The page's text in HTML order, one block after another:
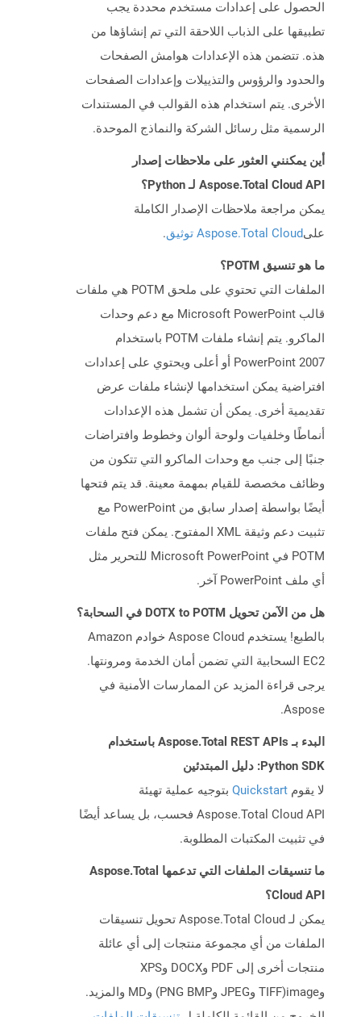
الحصول على إعدادات مستخدم محددة يجب
تطبيقها على الذباب اللاحقة التي تم إنشاؤها من
هذه. تتضمن هذه الإعدادات هوامش الصفحات
والحدود والرؤوس والتذييلات وإعدادات الصفحات
الأخرى. يتم استخدام هذه القوالب في المستندات
الرسمية مثل رسائل الشركة والنماذج الموحدة.
أين يمكنني العثور على ملاحظات إصدار
Aspose.Total Cloud API لـ Python؟
يمكن مراجعة ملاحظات الإصدار الكاملة
علىAspose.Total Cloud توثيق .
ما هو تنسيق POTM؟
الملفات التي تحتوي على ملحق POTM هي ملفات
قالب Microsoft PowerPoint مع دعم وحدات
الماكرو. يتم إنشاء ملفات POTM باستخدام
PowerPoint 2007 أو أعلى ويحتوي على إعدادات
افتراضية يمكن استخدامها لإنشاء ملفات عرض
تقديمية أخرى. يمكن أن تشمل هذه الإعدادات
أنماطًا وخلفيات ولوحة ألوان وخطوط وافتراضات
جنبًا إلى جنب مع وحدات الماكرو التي تتكون من
وظائف مخصصة للقيام بمهمة معينة. قد يتم فتحها
أيضًا بواسطة إصدار سابق من PowerPoint مع
تثبيت دعم وثيقة XML المفتوح. يمكن فتح ملفات
POTM في Microsoft PowerPoint للتحرير مثل
أي ملف PowerPoint آخر.
هل من الآمن تحويل DOTX to POTM في السحابة؟
بالطبع! يستخدم Aspose Cloud خوادم Amazon
EC2 السحابية التي تضمن أمان الخدمة ومرونتها.
يرجى قراءة المزيد عن الممارسات الأمنية في
Aspose.
البدء بـ Aspose.Total REST APIs باستخدام
Python SDK: دليل المبتدئين
لا يقوم Quickstart بتوجيه عملية تهيئة
Aspose.Total Cloud API فحسب، بل يساعد أيضًا
في تثبيت المكتبات المطلوبة.
ما تنسيقات الملفات التي تدعمها Aspose.Total
Cloud API؟
يمكن لـ Aspose.Total Cloud تحويل تنسيقات
الملفات من أي مجموعة منتجات إلى أي عائلة
منتجات أخرى إلى PDF وDOCX وXPS
وimage(TIFF وJPEG وPNG BMP) وMD والمزيد.